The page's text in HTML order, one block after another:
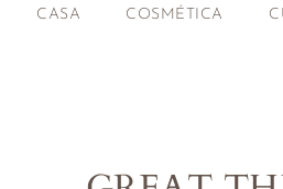
CASA COSMÉTICA